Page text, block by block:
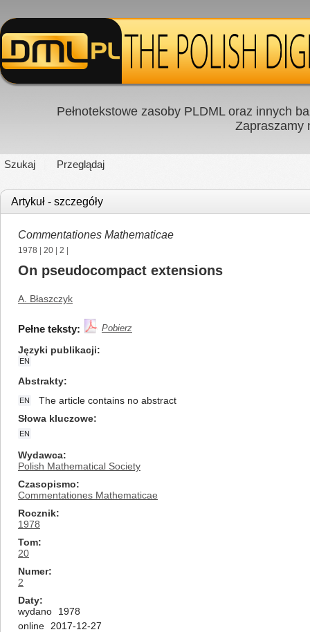
Pełnotekstowe zasoby PLDML oraz innych
Zapraszamy
Szukaj Przeglądaj
Artykuł - szczegóły
Commentationes Mathematicae
1978 20 2
On pseudocompact extensions
A. Błaszczyk
Pełne teksty: Pobierz
Języki publikacji
EN
Abstrakty
EN
The article contains no abstract
Słowa kluczowe
EN
Wydawca
Polish Mathematical Society
Czasopismo
Commentationes Mathematicae
Rocznik
1978
Tom
20
Numer
2
Daty
wydano
1978
online
2017-12-27